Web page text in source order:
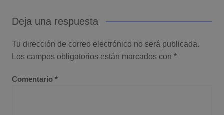
Deja una respuesta
Tu dirección de correo electrónico no será publicada.
Los campos obligatorios están marcados con *
Comentario *